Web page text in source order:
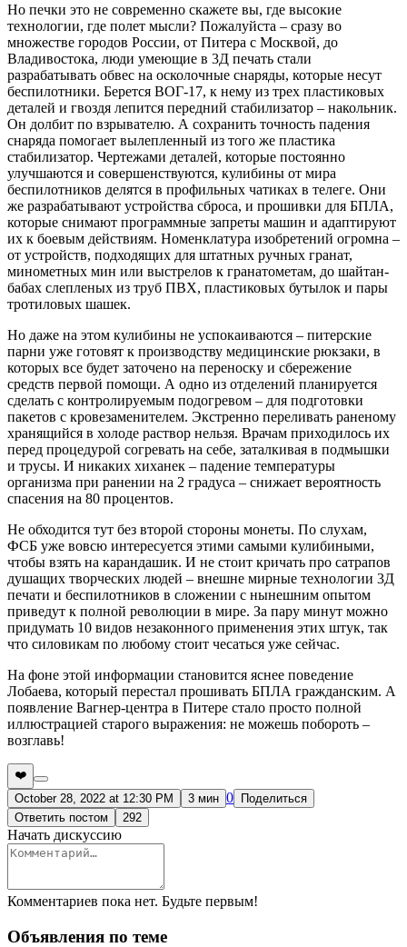
Но печки это не современно скажете вы, где высокие
технологии, где полет мысли? Пожалуйста – сразу во
множестве городов России, от Питера с Москвой, до
Владивостока, люди умеющие в 3Д печать стали
разрабатывать обвес на осколочные снаряды, которые несут
беспилотники. Берется ВОГ-17, к нему из трех пластиковых
деталей и гвоздя лепится передний стабилизатор – накольник.
Он долбит по взрывателю. А сохранить точность падения
снаряда помогает вылепленный из того же пластика
стабилизатор. Чертежами деталей, которые постоянно
улучшаются и совершенствуются, кулибины от мира
беспилотников делятся в профильных чатиках в телеге. Они
же разрабатывают устройства сброса, и прошивки для БПЛА,
которые снимают программные запреты машин и адаптируют
их к боевым действиям. Номенклатура изобретений огромна –
от устройств, подходящих для штатных ручных гранат,
минометных мин или выстрелов к гранатометам, до шайтан-
бабах слепленых из труб ПВХ, пластиковых бутылок и пары
тротиловых шашек.
Но даже на этом кулибины не успокаиваются – питерские
парни уже готовят к производству медицинские рюкзаки, в
которых все будет заточено на переноску и сбережение
средств первой помощи. А одно из отделений планируется
сделать с контролируемым подогревом – для подготовки
пакетов с кровезаменителем. Экстренно переливать раненому
хранящийся в холоде раствор нельзя. Врачам приходилось их
перед процедурой согревать на себе, заталкивая в подмышки
и трусы. И никаких хиханек – падение температуры
организма при ранении на 2 градуса – снижает вероятность
спасения на 80 процентов.
Не обходится тут без второй стороны монеты. По слухам,
ФСБ уже вовсю интересуется этими самыми кулибиными,
чтобы взять на карандашик. И не стоит кричать про сатрапов
душащих творческих людей – внешне мирные технологии 3Д
печати и беспилотников в сложении с нынешним опытом
приведут к полной революции в мире. За пару минут можно
придумать 10 видов незаконного применения этих штук, так
что силовикам по любому стоит чесаться уже сейчас.
На фоне этой информации становится яснее поведение
Лобаева, который перестал прошивать БПЛА гражданским. А
появление Вагнер-центра в Питере стало просто полной
иллюстрацией старого выражения: не можешь побороть –
возглавь!
❤️
October 28, 2022 at 12:30 PM
3 мин 0
Поделиться
Ответить постом
292
Начать дискуссию
Комментариев пока нет. Будьте первым!
Объявления по теме